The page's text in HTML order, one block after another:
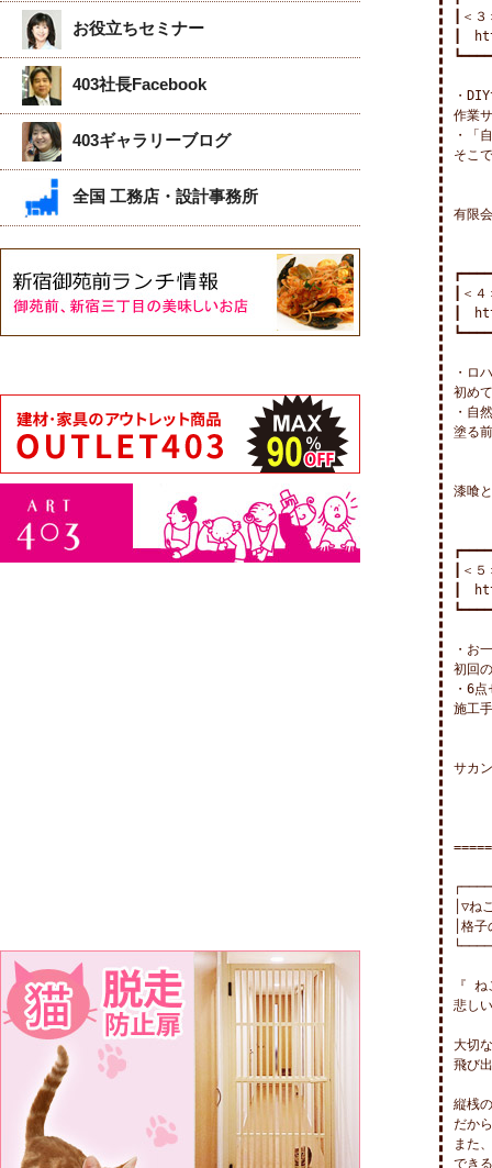
お役立ちセミナー
403社長Facebook
403ギャラリーブログ
全国 工務店・設計事務所
┃＜
┃　
・
作業
・「
そこ
有限
┃＜
┃　
・ロ
初め
・自
塗る
漆喰
┃＜
┃　
・お
初回
・6
施工
サカ
│▽ね
│格
『
悲し
大切
飛び
縦桟
だか
また
でき